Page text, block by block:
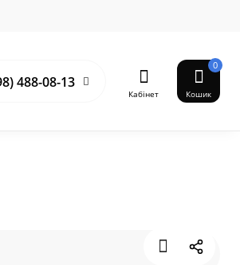
488-08-13
Кабінет
0
Кошик